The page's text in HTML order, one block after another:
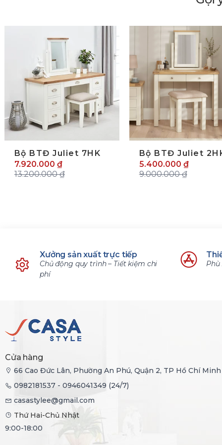
Bộ BTĐ Juliet 7HK
7.920.000 ₫
13.200.000 ₫
Bộ BTĐ Juliet
5.400.000 ₫
9.000.000 ₫
trước
Xưởng sản xuất trực tiếp
Chủ động quy trình – Tiết kiệm chi
phí
Cửa hàng
66 Cao Đức Lân, Phường An Phú, Quận 2, TP Hồ Chí Minh
0982181537 - 0946041349 (24/7)
casastylee@gmail.com
Thứ Hai-Chủ Nhật
9:00-18:00